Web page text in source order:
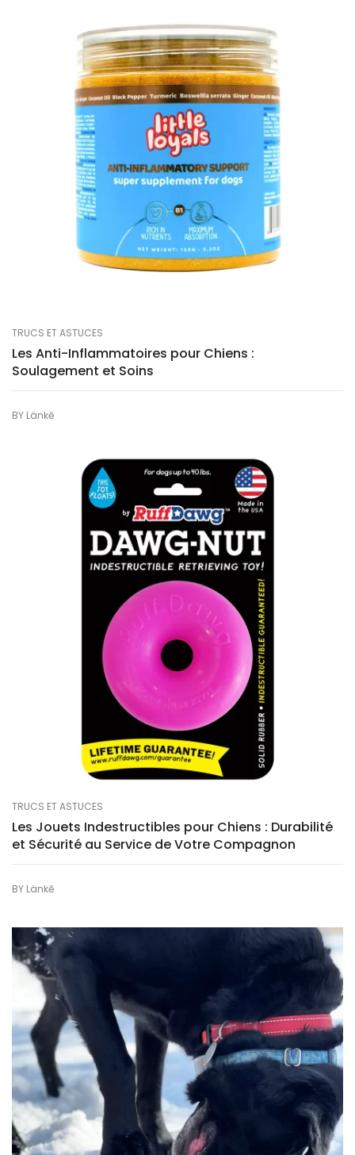
TRUCS ET ASTUCES
Les Anti-Inflammatoires pour Chiens :
Soulagement et Soins
BY Länkē
TRUCS ET ASTUCES
Les Jouets Indestructibles pour Chiens : Durabilité
et Sécurité au Service de Votre Compagnon
BY Länkē